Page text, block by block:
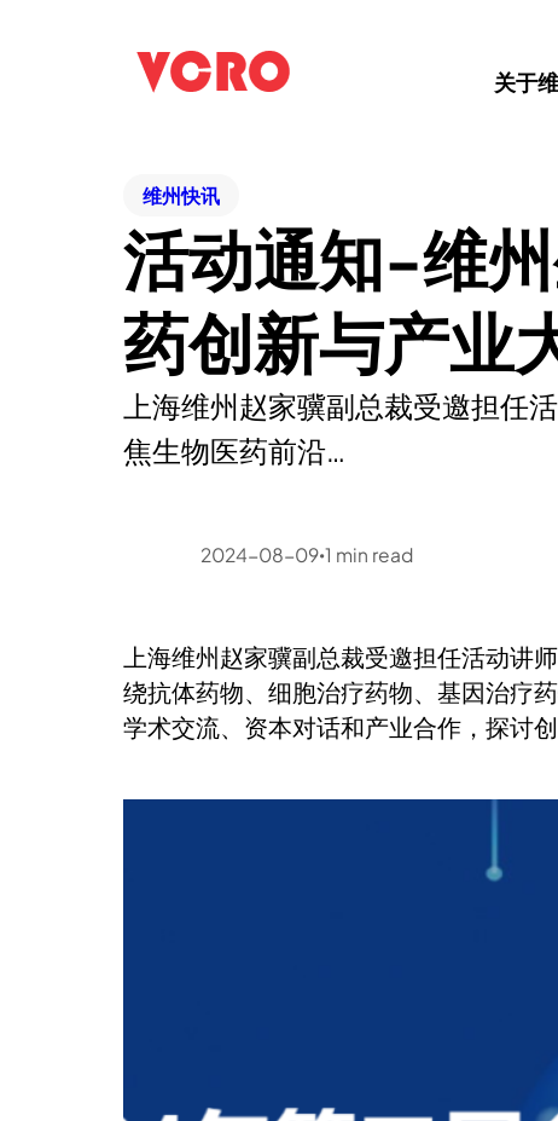
关于
维州快讯
活动通知-维
药创新与产业
上海维州赵家骥副总裁受邀担任
焦生物医药前沿…
2024-08-09•1 min read
上海维州赵家骥副总裁受邀担任活动讲
绕抗体药物、细胞治疗药物、基因治疗
学术交流、资本对话和产业合作，探讨